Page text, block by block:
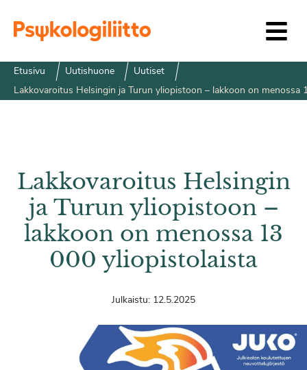
Etusivu Uutishuone
Uutiset
Lakkovaroitus Helsingin ja Turun yliopistoon – lakkoon on menossa
Lakkovaroitus Helsingin
ja Turun yliopistoon –
lakkoon on menossa 13
000 yliopistolaista
Julkaistu: 12.5.2025